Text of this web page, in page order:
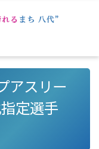
アスリー
定選手